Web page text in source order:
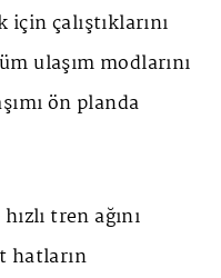
çalıştıklarını
ulaşım modlarını
ön planda
tren ağını
hatların